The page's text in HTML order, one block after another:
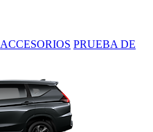
ACCESORIOS PRUEBA DE